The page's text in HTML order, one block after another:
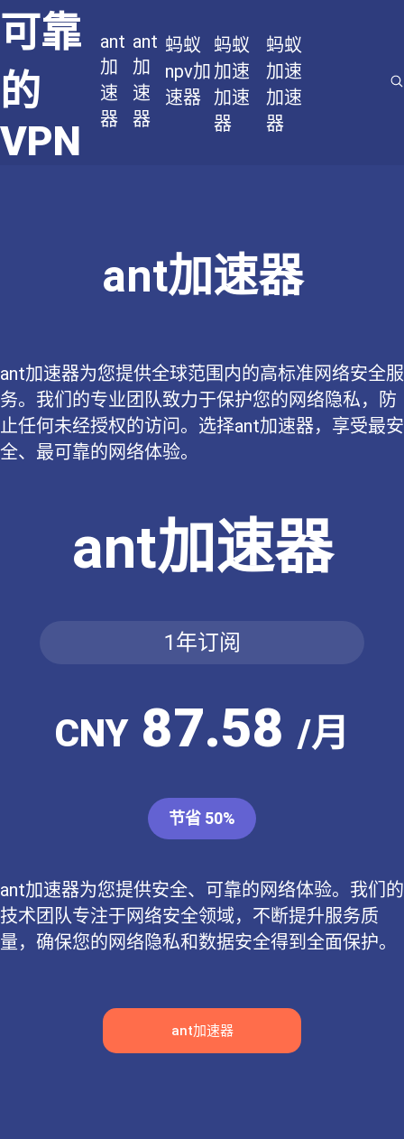
可靠
的
VPN
ant
加
速
器
ant
加
速
器
蚂蚁
npv加
速器
蚂蚁
加速
加速
器
蚂蚁
加速
加速
器
ant加速器
ant加速器为您提供全球范围内的高标准网络安全服
务。我们的专业团队致力于保护您的网络隐私，防
止任何未经授权的访问。选择ant加速器，享受最安
全、最可靠的网络体验。
ant加速器
1年订阅
CNY87.58 /月
节省 50%
ant加速器为您提供安全、可靠的网络体验。我们的
技术团队专注于网络安全领域，不断提升服务质
量，确保您的网络隐私和数据安全得到全面保护。
ant加速器